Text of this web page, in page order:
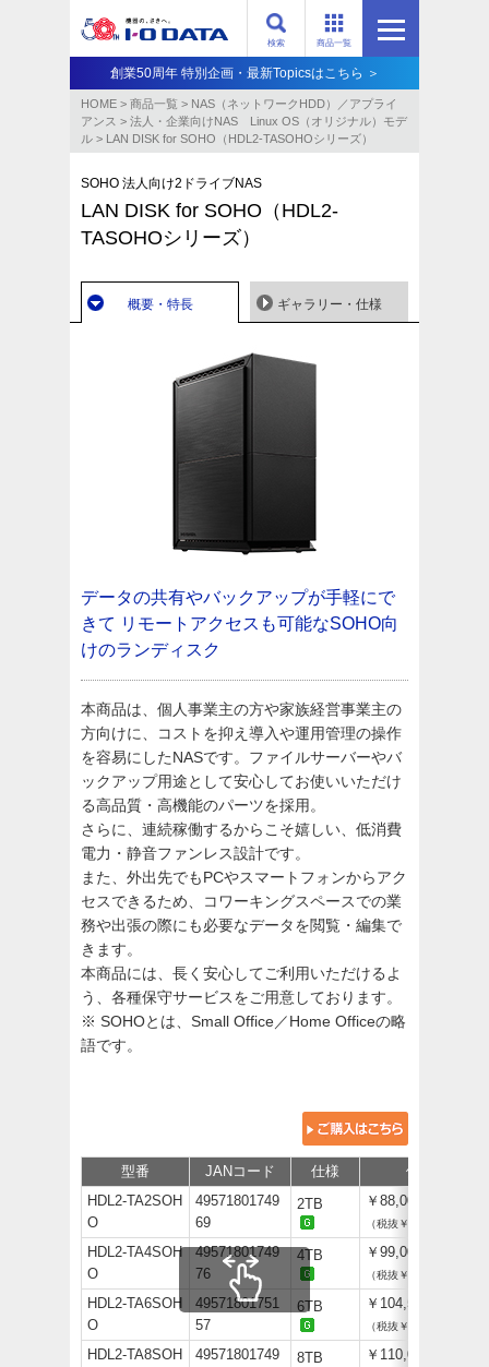
商品一覧
検索
創業50周年 特別企画・最新Topicsはこちら ＞
HOME > 商品一覧 > NAS（ネットワークHDD）／アプライ
アンス​ > 法人・企業向けNAS Linux OS（オリジナル）モデ
ル > LAN DISK for SOHO（HDL2-TASOHOシリーズ）
SOHO 法人向け2ドライブNAS
LAN DISK for SOHO（HDL2-
TASOHOシリーズ）
概要・特長 ギャラリー・仕様
データの共有やバックアップが手軽にで
きて リモートアクセスも可能なSOHO向
けのランディスク
本商品は、個人事業主の方や家族経営事業主の
方向けに、コストを抑え導入や運用管理の操作
を容易にしたNASです。​ファイルサーバーやバ
ックアップ用途として安心してお使いいただけ
る​高品質・高機能のパーツを採用。​
さらに、連続稼働するからこそ嬉しい、低消費
電力・静音ファンレス設計です。
また、外出先でもPCやスマートフォンからアク
セスできるため、コワーキングスペースでの業
務や出張の際にも必要なデータを閲覧・編集で
きます。
本商品には、長く安心してご利用いただけるよ
う、各種保守サービスをご用意しております。
※ SOHOとは、Small Office／Home Officeの略
語です。
型番 JANコード 仕様
価格
HDL2-TA2SOH
O
49571801749
69
2TB ￥88,000
（税抜￥80,000）
HDL2-TA4SOH
O
49571801749
76
4TB ￥99,000
（税抜￥90,000）
HDL2-TA6SOH
O
49571801751
57
6TB ￥104,500
（税抜￥95,000）
HDL2-TA8SOH
49571801749
8TB ￥110,000